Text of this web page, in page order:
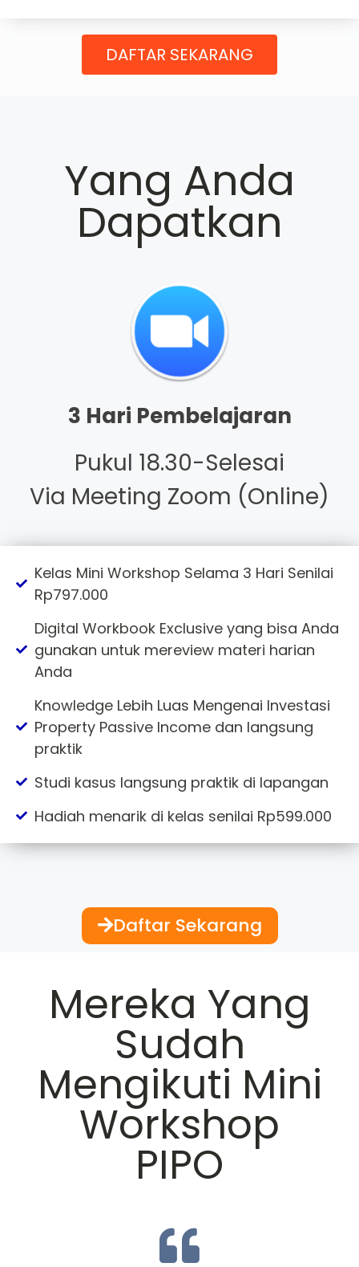
DAFTAR SEKARANG
Yang Anda
Dapatkan
3 Hari Pembelajaran
Pukul 18.30-Selesai
Via Meeting Zoom (Online)
Kelas Mini Workshop Selama 3 Hari Senilai
Rp797.000
Digital Workbook Exclusive yang bisa Anda
gunakan untuk mereview materi harian
Anda
Knowledge Lebih Luas Mengenai Investasi
Property Passive Income dan langsung
praktik
Studi kasus langsung praktik di lapangan
Hadiah menarik di kelas senilai Rp599.000
Daftar Sekarang
Mereka Yang
Sudah
Mengikuti Mini
Workshop
PIPO